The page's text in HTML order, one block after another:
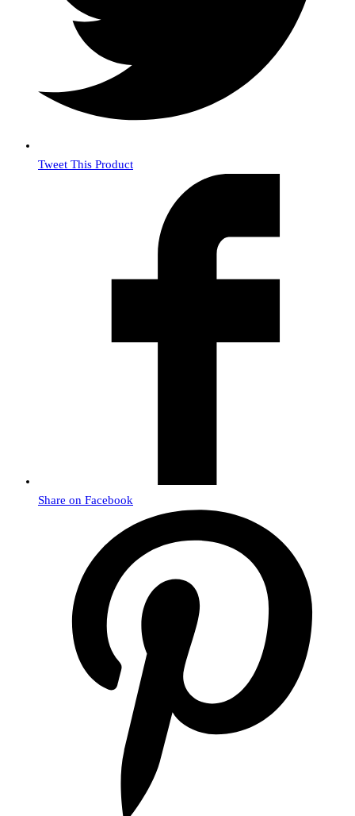
Tweet This Product
Share on Facebook